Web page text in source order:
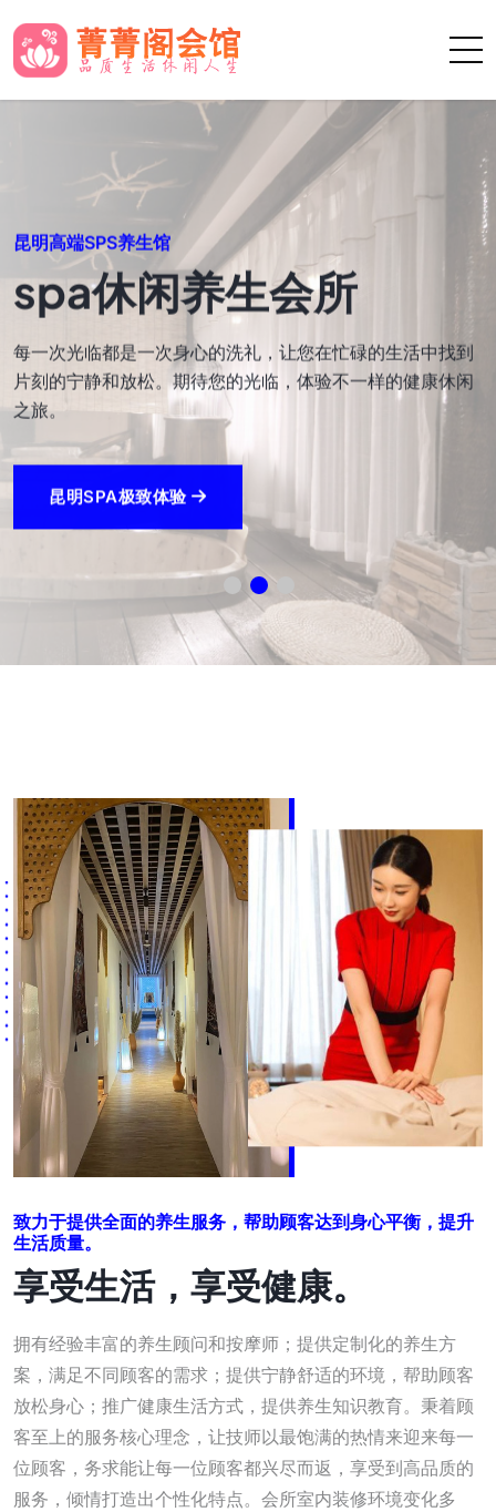
昆明高端水疗男士养生馆
水疗按摩保健养生
创造一个健康、放松的环境，让每一位顾客都能在这里找到
身心的平衡。温泉绿洲，您的身心休憩站。 成为顾客心中首
选的放松休闲场所。
昆明保健按摩极致体验
致力于提供全面的养生服务，帮助顾客达到身心平衡，提升
生活质量。
享受生活，享受健康。
拥有经验丰富的养生顾问和按摩师；提供定制化的养生方
案，满足不同顾客的需求；提供宁静舒适的环境，帮助顾客
放松身心；推广健康生活方式，提供养生知识教育。秉着顾
客至上的服务核心理念，让技师以最饱满的热情来迎来每一
位顾客，务求能让每一位顾客都兴尽而返，享受到高品质的
服务，倾情打造出个性化特点。会所室内装修环境变化多